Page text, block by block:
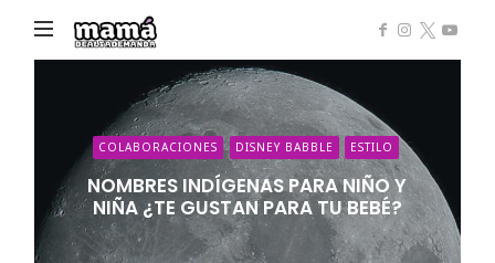
de
Alta
Demanda
COLABORACIONES DISNEY BABBLE ESTILO
NOMBRES INDÍGENAS PARA NIÑO Y
NIÑA ¿TE GUSTAN PARA TU BEBÉ?